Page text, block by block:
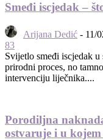
Smeđi iscjedak –
Arijana Dedić - 11/
83
Svijetlo smeđi iscjedak
prirodni proces, no
intervenciju liječnika....
Porodiljna
ostvaruje i u kojem